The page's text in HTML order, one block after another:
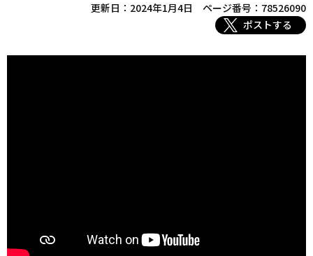
更新日：2024年1月4日
ページ番号：78526090
ポストする